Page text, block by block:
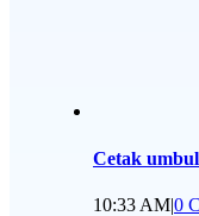
Cetak
10:33 AM|0